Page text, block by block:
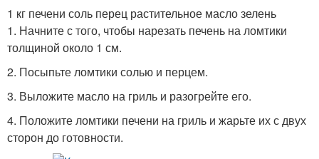
1 кг печени соль перец растительное масло зелень
1. Начните с того, чтобы нарезать печень на ломтики
толщиной около 1 см.
2. Посыпьте ломтики солью и перцем.
3. Выложите масло на гриль и разогрейте его.
4. Положите ломтики печени на гриль и жарьте их с двух
сторон до готовности.